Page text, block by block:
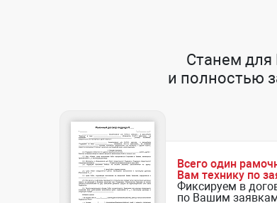
Станем
и полностью
Всего один
Вам технику по
Фиксируем в
по Вашим